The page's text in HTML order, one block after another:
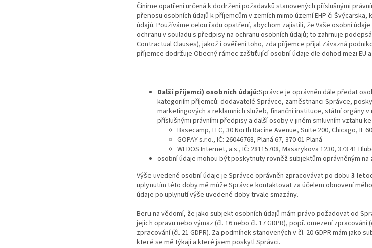
Činíme opatření určená k dodržení požadavků stanovených příslušnými
přenosu osobních údajů k příjemcům v zemích mimo území EHP či
údajů. Používáme celou řadu opatření, abychom zajistili, že Vaše osobní
ochranu v souladu s předpisy na ochranu osobních údajů; to zahrnuje
Contractual Clauses), jakož i ověření toho, zda příjemce přijal Závazná
příjemce dodržuje Obecný rámec zaštiťující osobní údaje dle dohod mezi EU
Další příjemci) osobních údajů:Správce je oprávněn dále předat
kategoriím příjemců: dodavatelé Správce, zaměstnanci Správce,
marketingových a reklamních služeb, finanční instituce, státní orgány
příslušnými právními předpisy a další osoby v jiném smluvním vztahu
Basecamp, LLC, 30 North Racine Avenue, Suite 200, Chicago, IL
GOPAY s.r.o., IČ: 26046768, Planá 67, 370 01 Planá
WEDOS Internet, a.s., IČ: 28115708, Masarykova 1230, 373 41
osobní údaje mohou být poskytnuty rovněž subjektům oprávněným
Výše uvedené osobní údaje je Správce oprávněn zpracovávat po dobu 3 let
uplynutím této doby mě může Správce kontaktovat za účelem obnovení
údaje po uplynutí výše uvedené doby trvale smazány.
Beru na vědomí, že jako subjekt osobních údajů mám právo požadovat od
jejich opravu nebo výmaz (čl. 16 nebo čl. 17 GDPR), popř. omezení
zpracování (čl. 21 GDPR). Za podmínek stanovených v čl. 20 GDPR mám
které se mě týkají a které jsem poskytl Správci.